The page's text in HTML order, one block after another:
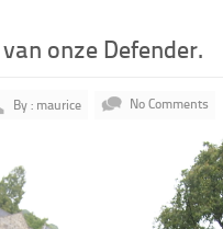
onze Defender.
By : maurice No Comments